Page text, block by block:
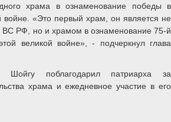
храма в ознаменование победы в
войне. «Это первый храм, он является не
ВС РФ, но и храмом в ознаменование 75-й
великой войне», - подчеркнул глава
поблагодарил патриарха за
храма и ежедневное участие в его